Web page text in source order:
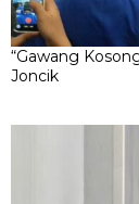
“Gawang
Joncik